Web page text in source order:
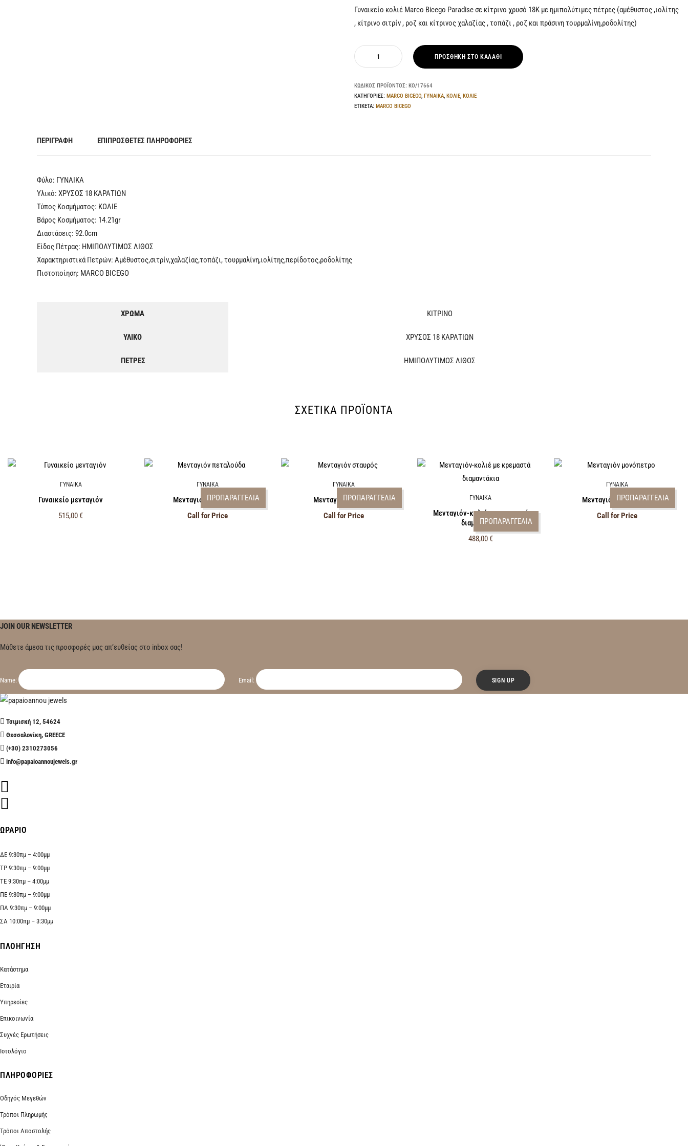
Γυναικείο κολιέ Marco Bicego Paradise σε κίτρινο χρυσό 18Κ με ημιπολύτιμες πέτρες (αμέθυστος ,ιολίτης
, κίτρινο σιτρίν , ροζ και κίτρινος χαλαζίας , τοπάζι , ροζ και πράσινη τουρμαλίνη,ροδολίτης)
Marco
Bicego
ποσότητα
ΠΡΟΣΘΉΚΗ ΣΤΟ ΚΑΛΆΘΙ
ΚΩΔΙΚΌΣ ΠΡΟΪΌΝΤΟΣ: ΚΟ/17664
ΚΑΤΗΓΟΡΊΕΣ: MARCO BICEGO, ΓΥΝΑΙΚΑ, ΚΟΛΙΕ, ΚΟΛΙΕ
ΕΤΙΚΈΤΑ: MARCO BICEGO
ΠΕΡΙΓΡΑΦΉ ΕΠΙΠΡΌΣΘΕΤΕΣ ΠΛΗΡΟΦΟΡΊΕΣ
Φύλο: ΓYNAIKA
Υλικό: ΧΡΥΣΟΣ 18 ΚΑΡΑΤΙΩΝ
Τύπος Κοσμήματος: ΚΟΛΙΕ
Βάρος Κοσμήματος: 14.21gr
Διαστάσεις: 92.0cm
Είδος Πέτρας: ΗΜΙΠΟΛΥΤΙΜΟΣ ΛΙΘΟΣ
Χαρακτηριστικά Πετρών: Αμέθυστος,σιτρίν,χαλαζίας,τοπάζι, τουρμαλίνη,ιολίτης,περίδοτος,ροδολίτης
Πιστοποίηση: MARCO BICEGO
ΧΡΩΜΑ ΚΙΤΡΙΝΟ
ΥΛΙΚΟ ΧΡΥΣΟΣ 18 ΚΑΡΑΤΙΩΝ
ΠΕΤΡΕΣ ΗΜΙΠΟΛΥΤΙΜΟΣ ΛΙΘΟΣ
ΣΧΕΤΙΚΆ ΠΡΟΪΌΝΤΑ
ΓΥΝΑΙΚΑ
Γυναικείο μενταγιόν
515,00€
ΠΡΟΠΑΡΑΓΓΕΛΙΑ
ΓΥΝΑΙΚΑ
Μενταγιόν πεταλούδα
Call for Price
ΠΡΟΠΑΡΑΓΓΕΛΙΑ
ΓΥΝΑΙΚΑ
Μενταγιόν σταυρός
Call for Price
ΠΡΟΠΑΡΑΓΓΕΛΙΑ
ΓΥΝΑΙΚΑ
Μενταγιόν-κολιέ με κρεμαστά
διαμαντάκια
488,00€
ΠΡΟΠΑΡΑΓΓΕΛΙΑ
ΓΥΝΑΙΚΑ
Μενταγιόν μονόπετρο
Call for Price
JOIN OUR NEWSLETTER
Μάθετε άμεσα τις προσφορές μας απ’ευθείας στο inbox σας!
Name: Email:
Τσιμισκή 12, 54624
Θεσσαλονίκη, GREECE
(+30) 2310273056
info@papaioannoujewels.gr
ΩΡΑΡΙΟ
ΔΕ 9:30πμ – 4:00μμ
ΤΡ 9:30πμ – 9:00μμ
ΤΕ 9:30πμ – 4:00μμ
ΠΕ 9:30πμ – 9:00μμ
ΠΑ 9:30πμ – 9:00μμ
ΣΑ 10:00πμ – 3:30μμ
ΠΛΟΗΓΗΣΗ
Κατάστημα
Εταιρία
Υπηρεσίες
Επικοινωνία
Συχνές Ερωτήσεις
Ιστολόγιο
ΠΛΗΡΟΦΟΡΙΕΣ
Οδηγός Μεγεθών
Τρόποι Πληρωμής
Τρόποι Αποστολής